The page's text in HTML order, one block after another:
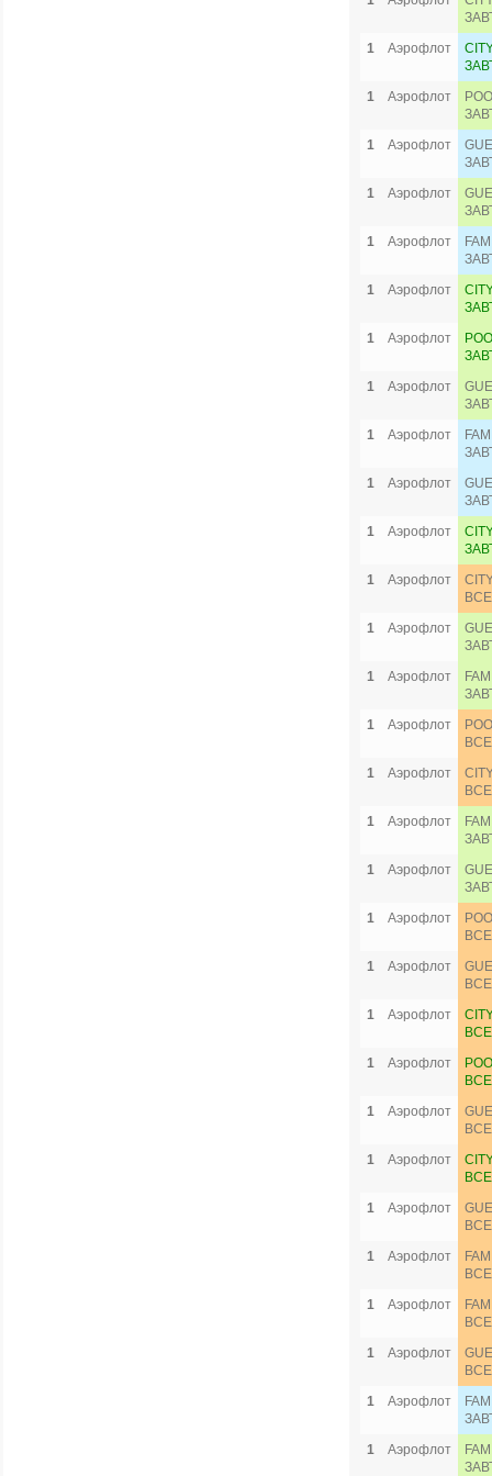
1
Аэрофлот
1
Аэрофлот
1
Аэрофлот
1
Аэрофлот
1
Аэрофлот
1
Аэрофлот
1
Аэрофлот
1
Аэрофлот
1
Аэрофлот
1
Аэрофлот
1
Аэрофлот
1
Аэрофлот
1
Аэрофлот
1
Аэрофлот
1
Аэрофлот
1
Аэрофлот
1
Аэрофлот
1
Аэрофлот
1
Аэрофлот
1
Аэрофлот
1
Аэрофлот
1
Аэрофлот
1
Аэрофлот
1
Аэрофлот
1
Аэрофлот
1
Аэрофлот
1
Аэрофлот
1
Аэрофлот
1
Аэрофлот
1
Аэрофлот